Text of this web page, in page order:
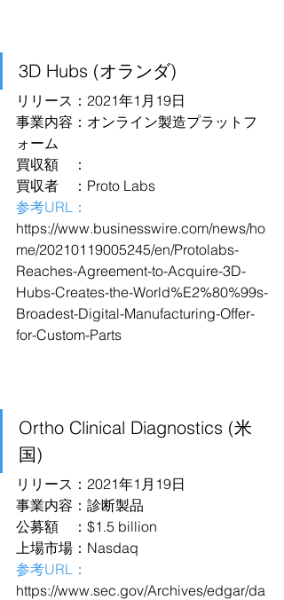
3D Hubs (オランダ)
リリース：2021年1月19日
事業内容：オンライン製造プラットフ
ォーム
買収額　：
買収者　：Proto Labs
参考URL：
https://www.businesswire.com/news/ho
me/20210119005245/en/Protolabs-
Reaches-Agreement-to-Acquire-3D-
Hubs-Creates-the-World%E2%80%99s-
Broadest-Digital-Manufacturing-Offer-
for-Custom-Parts
Ortho Clinical Diagnostics (米
国)
リリース：2021年1月19日
事業内容：診断製品
公募額　：$1.5 billion
上場市場：Nasdaq
参考URL：
https://www.sec.gov/Archives/edgar/da